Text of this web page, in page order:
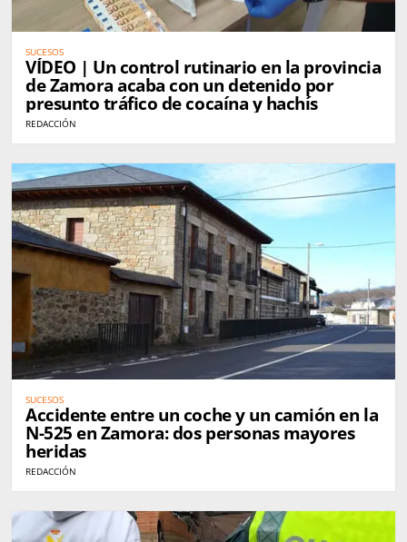
SUCESOS
VÍDEO | Un control rutinario en la provincia
de Zamora acaba con un detenido por
presunto tráfico de cocaína y hachís
REDACCIÓN
SUCESOS
Accidente entre un coche y un camión en la
N-525 en Zamora: dos personas mayores
heridas
REDACCIÓN